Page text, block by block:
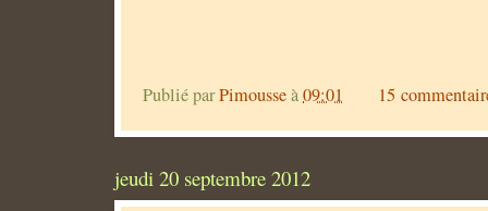
Publié parPimousseà09:01 15
jeudi 20 septembre 2012